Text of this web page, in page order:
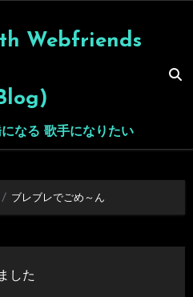
Webfriends
なる 歌手になりたい
ブレブレでごめ～ん
した